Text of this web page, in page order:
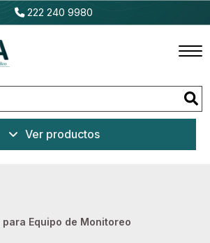
222 240 9980
Ver productos
Equipo de Monitoreo